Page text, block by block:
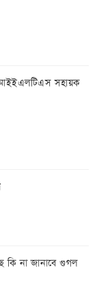
সহায়ক
কি না জানাবে গুগল